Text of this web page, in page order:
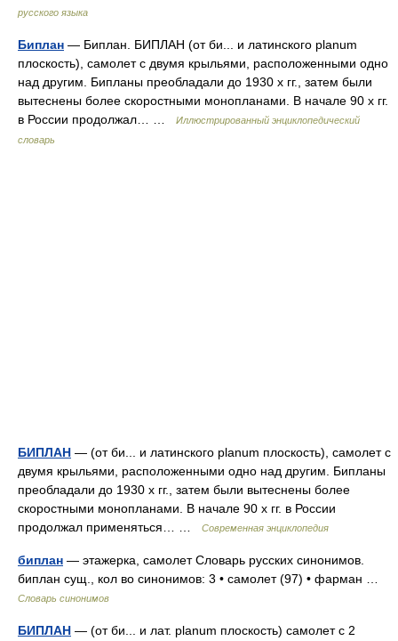
русского языка
Биплан — Биплан. БИПЛАН (от би... и латинского planum
плоскость), самолет с двумя крыльями, расположенными одно
над другим. Бипланы преобладали до 1930 х гг., затем были
вытеснены более скоростными монопланами. В начале 90 х гг.
в России продолжал… …
Иллюстрированный энциклопедический
словарь
БИПЛАН — (от би... и латинского planum плоскость), самолет с
двумя крыльями, расположенными одно над другим. Бипланы
преобладали до 1930 х гг., затем были вытеснены более
скоростными монопланами. В начале 90 х гг. в России
продолжал применяться… …
Современная энциклопедия
биплан — этажерка, самолет Словарь русских синонимов.
биплан сущ., кол во синонимов: 3 • самолет (97) • фарман …
Словарь синонимов
БИПЛАН — (от би... и лат. planum плоскость) самолет с 2